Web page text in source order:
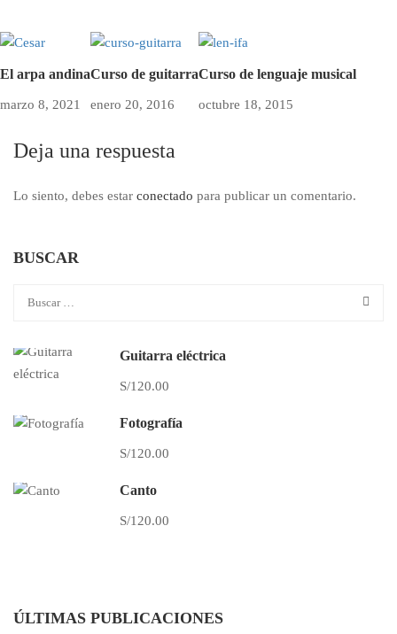
El arpa andina
marzo 8, 2021
Curso de guitarra
enero 20, 2016
Curso de lenguaje musical
octubre 18, 2015
Deja una respuesta
Lo siento, debes estar conectado para publicar un comentario.
BUSCAR
Guitarra eléctrica
S/120.00
Fotografía
S/120.00
Canto
S/120.00
ÚLTIMAS PUBLICACIONES